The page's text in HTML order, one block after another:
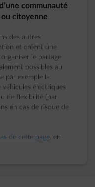
communauté
ou citoyenne
des autres
et créent une
le partage
possibles au
par exemple la
véhicules électriques
de flexibilité (par
en cas de risque de
de cette page, en